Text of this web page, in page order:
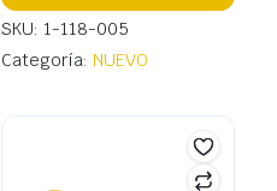
SKU: 1-118-005
Categoría: NUEVO